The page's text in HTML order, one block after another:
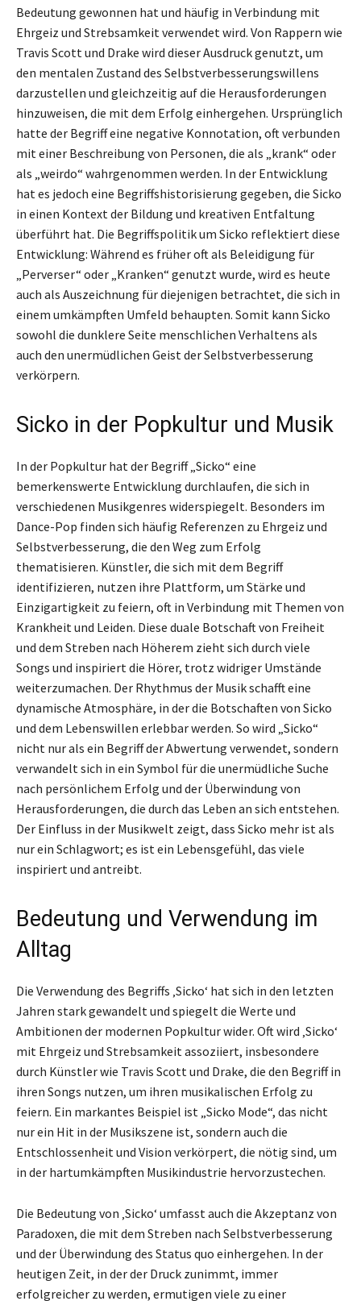
Bedeutung gewonnen hat und häufig in Verbindung mit
Ehrgeiz und Strebsamkeit verwendet wird. Von Rappern wie
Travis Scott und Drake wird dieser Ausdruck genutzt, um
den mentalen Zustand des Selbstverbesserungswillens
darzustellen und gleichzeitig auf die Herausforderungen
hinzuweisen, die mit dem Erfolg einhergehen. Ursprünglich
hatte der Begriff eine negative Konnotation, oft verbunden
mit einer Beschreibung von Personen, die als „krank“ oder
als „weirdo“ wahrgenommen werden. In der Entwicklung
hat es jedoch eine Begriffshistorisierung gegeben, die Sicko
in einen Kontext der Bildung und kreativen Entfaltung
überführt hat. Die Begriffspolitik um Sicko reflektiert diese
Entwicklung: Während es früher oft als Beleidigung für
„Perverser“ oder „Kranken“ genutzt wurde, wird es heute
auch als Auszeichnung für diejenigen betrachtet, die sich in
einem umkämpften Umfeld behaupten. Somit kann Sicko
sowohl die dunklere Seite menschlichen Verhaltens als
auch den unermüdlichen Geist der Selbstverbesserung
verkörpern.
Sicko in der Popkultur und Musik
In der Popkultur hat der Begriff „Sicko“ eine
bemerkenswerte Entwicklung durchlaufen, die sich in
verschiedenen Musikgenres widerspiegelt. Besonders im
Dance-Pop finden sich häufig Referenzen zu Ehrgeiz und
Selbstverbesserung, die den Weg zum Erfolg
thematisieren. Künstler, die sich mit dem Begriff
identifizieren, nutzen ihre Plattform, um Stärke und
Einzigartigkeit zu feiern, oft in Verbindung mit Themen von
Krankheit und Leiden. Diese duale Botschaft von Freiheit
und dem Streben nach Höherem zieht sich durch viele
Songs und inspiriert die Hörer, trotz widriger Umstände
weiterzumachen. Der Rhythmus der Musik schafft eine
dynamische Atmosphäre, in der die Botschaften von Sicko
und dem Lebenswillen erlebbar werden. So wird „Sicko“
nicht nur als ein Begriff der Abwertung verwendet, sondern
verwandelt sich in ein Symbol für die unermüdliche Suche
nach persönlichem Erfolg und der Überwindung von
Herausforderungen, die durch das Leben an sich entstehen.
Der Einfluss in der Musikwelt zeigt, dass Sicko mehr ist als
nur ein Schlagwort; es ist ein Lebensgefühl, das viele
inspiriert und antreibt.
Bedeutung und Verwendung im
Alltag
Die Verwendung des Begriffs ‚Sicko‘ hat sich in den letzten
Jahren stark gewandelt und spiegelt die Werte und
Ambitionen der modernen Popkultur wider. Oft wird ‚Sicko‘
mit Ehrgeiz und Strebsamkeit assoziiert, insbesondere
durch Künstler wie Travis Scott und Drake, die den Begriff in
ihren Songs nutzen, um ihren musikalischen Erfolg zu
feiern. Ein markantes Beispiel ist „Sicko Mode“, das nicht
nur ein Hit in der Musikszene ist, sondern auch die
Entschlossenheit und Vision verkörpert, die nötig sind, um
in der hartumkämpften Musikindustrie hervorzustechen.
Die Bedeutung von ‚Sicko‘ umfasst auch die Akzeptanz von
Paradoxen, die mit dem Streben nach Selbstverbesserung
und der Überwindung des Status quo einhergehen. In der
heutigen Zeit, in der der Druck zunimmt, immer
erfolgreicher zu werden, ermutigen viele zu einer